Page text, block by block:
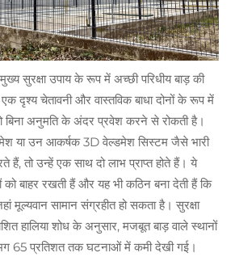
सुरक्षा उपाय के रूप में अच्छी परिधीय बाड़ की
दृश्य चेतावनी और वास्तविक बाधा दोनों के रूप में
बिना अनुमति के अंदर प्रवेश करने से रोकती है।
या उन आकर्षक 3D वेल्डमेश सिस्टम जैसे भारी
हैं, तो उन्हें एक साथ दो लाभ प्राप्त होते हैं। ये
को बाहर रखती हैं और यह भी कठिन बना देती हैं कि
सामान संग्रहीत हो सकता है। सुरक्षा
हालिया शोध के अनुसार, मजबूत बाड़ वाले स्थानों
65 प्रतिशत तक घटनाओं में कमी देखी गई।